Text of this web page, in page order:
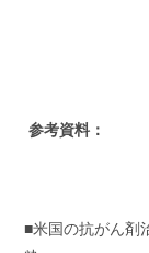
参考資料：
■米国の抗がん